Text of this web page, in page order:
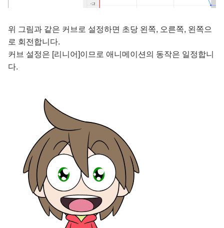
위 그림과 같은 커브로 설정하면 초당 왼쪽, 오른쪽, 왼쪽으
로 회전합니다.
커브 설정은 [리니어]이므로 애니메이션의 동작은 일정합니
다.